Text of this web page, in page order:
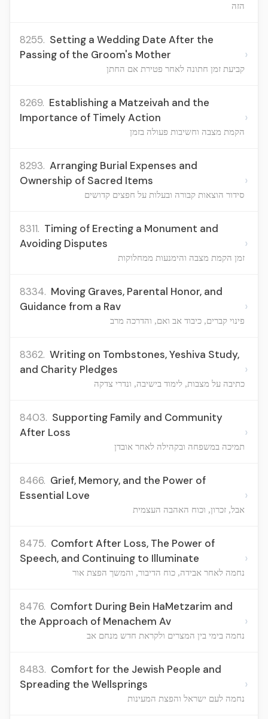
הזה
8255. Setting a Wedding Date After the
Passing of the Groom's Mother
קביעת זמן חתונה לאחר פטירת אם החתן
›
8269. Establishing a Matzeivah and the
Importance of Timely Action
הקמת מצבה וחשיבות פעולה בזמן
›
8293. Arranging Burial Expenses and
Ownership of Sacred Items
סידור הוצאות קבורה ובעלות על חפצים קדושים
›
8311. Timing of Erecting a Monument and
Avoiding Disputes
זמן הקמת מצבה והימנעות ממחלוקות
›
8334. Moving Graves, Parental Honor, and
Guidance from a Rav
פינוי קברים, כיבוד אב ואם, והדרכה מרב
›
8362. Writing on Tombstones, Yeshiva Study,
and Charity Pledges
כתיבה על מצבות, לימוד בישיבה, ונדרי צדקה
›
8403. Supporting Family and Community
After Loss
תמיכה במשפחה ובקהילה לאחר אובדן
›
8466. Grief, Memory, and the Power of
Essential Love
אבל, זכרון, וכוח האהבה העצמית
›
8475. Comfort After Loss, The Power of
Speech, and Continuing to Illuminate
נחמה לאחר אבידה, כוח הדיבור, והמשך הפצת אור
›
8476. Comfort During Bein HaMetzarim and
the Approach of Menachem Av
נחמה בימי בין המצרים ולקראת חדש מנחם אב
›
8483. Comfort for the Jewish People and
Spreading the Wellsprings
נחמה לעם ישראל והפצת המעינות
›